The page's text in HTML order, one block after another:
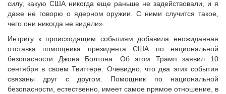
силу, какую США никогда еще раньше не задействовали, и я
даже не говорю о ядерном оружии. С ними случится такое,
чего они никогда не видели».
Интригу к происходящим событиям добавила неожиданная
отставка помощника президента США по национальной
безопасности Джона Болтона. Об этом Трамп заявил 10
сентября в своем Твиттере. Очевидно, что два этих события
связаны друг с другом. Помощник по национальной
безопасности, естественно, имеет самое прямое отношение, в